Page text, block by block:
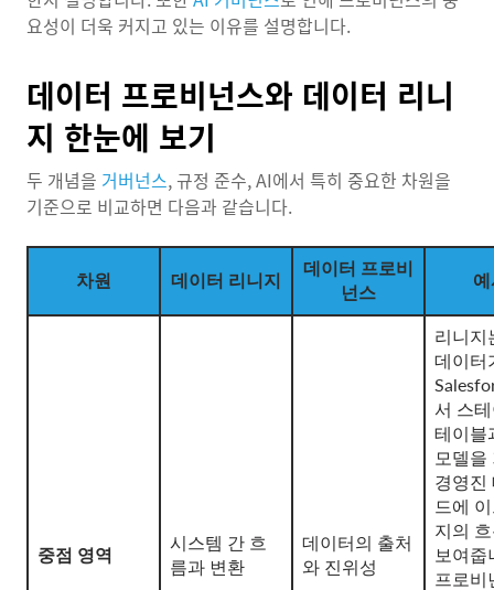
요성이 더욱 커지고 있는 이유를 설명합니다.
데이터 프로비넌스와 데이터 리니
지 한눈에 보기
두 개념을 거버넌스, 규정 준수, AI에서 특히 중요한 차원을
기준으로 비교하면 다음과 같습니다.
차원 데이터 리니지
데이터 프로비
넌스
중점 영역
시스템 간 흐
름과 변환
데이터의 출처
와 진위성
리니지
데이터
서 스
테이블
모델을
경영진
드에
지의
보여줍
프로비